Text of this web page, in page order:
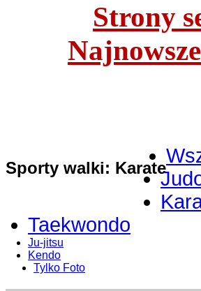
Strony
Sporty walki: Karate
Taekwondo
Ju-jitsu
Kendo
Tylko Foto